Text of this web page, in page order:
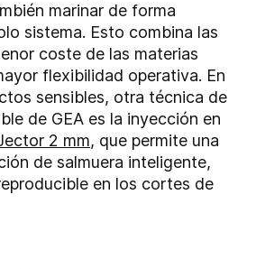
marinar de forma
sistema. Esto combina las
coste de las materias
flexibilidad operativa. En
sensibles, otra técnica de
de GEA es la inyección en
2 mm, que permite una
de salmuera inteligente,
en los cortes de